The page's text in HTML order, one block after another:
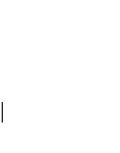
|